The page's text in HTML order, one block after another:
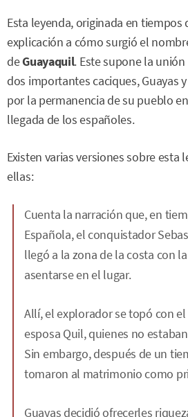
Esta leyenda, originada en tiempos
explicación a cómo surgió el
deGuayaquil. Este supone la
dos importantes caciques, Guayas
por la permanencia de su pueblo
llegada de los españoles.
Existen varias versiones sobre esta
ellas:
Cuenta la narración que, en
Española, el conquistador
llegó a la zona de la costa con
asentarse en el lugar.
Allí, el explorador se topó con el
esposa Quil, quienes no
Sin embargo, después de un
tomaron al matrimonio como
Guayas decidió ofrecerles